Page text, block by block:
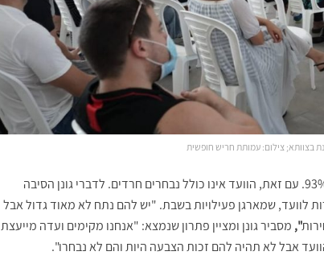
בצוותא; צילום: עמותת חריש חופשית
על פי נתוני הוועד אחוז ההצבעה אתמול לוועד הסתכם ב-93%. עם זאת, הוועד אינו כולל נבחרים חרדים. לדברי גונן הסיבה
לוועד, שמארגן פעילויות בשבת. "יש להם נתח לא מאוד גדול אבל
", מסביר גונן ומציין פתרון שנמצא: "אנחנו מקימים ועדה מייעצת
אבל לא תהיה להם זכות הצבעה היות והם לא נבחרו".